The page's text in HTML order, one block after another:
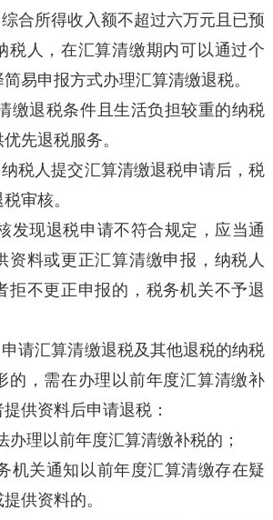
综合所得收入额不超过六万元且已预
税人，在汇算清缴期内可以通过个
易申报方式办理汇算清缴退税。
缴退税条件且生活负担较重的纳税
先退税服务。
纳税人提交汇算清缴退税申请后，税
审核。
发现退税申请不符合规定，应当通
资料或更正汇算清缴申报，纳税人
拒不更正申报的，税务机关不予退
申请汇算清缴退税及其他退税的纳税
的，需在办理以前年度汇算清缴补
供资料后申请退税：
办理以前年度汇算清缴补税的；
机关通知以前年度汇算清缴存在疑
供资料的。